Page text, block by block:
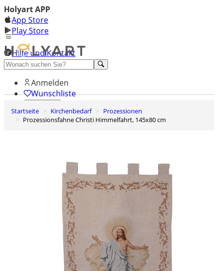
Holyart APP
App Store
Play Store
Hilfe und Kontakt
Entdecken Sie Premium
Anmelden
Wunschliste
0
Warenkorb
Startseite Kirchenbedarf
Prozessionen
Prozessionsfahne Christi Himmelfahrt, 145x80 cm